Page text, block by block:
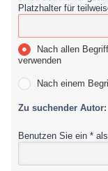
Platzhalter für
Nach allen
verwenden
Nach einem
Zu suchender Autor:
Benutzen Sie ein *